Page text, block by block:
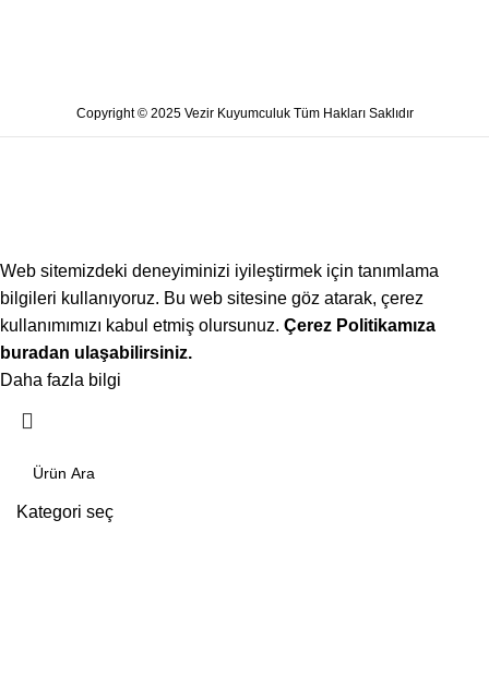
Copyright © 2025 Vezir Kuyumculuk Tüm Hakları Saklıdır
Web sitemizdeki deneyiminizi iyileştirmek için tanımlama
bilgileri kullanıyoruz. Bu web sitesine göz atarak, çerez
kullanımımızı kabul etmiş olursunuz. Çerez Politikamıza
buradan ulaşabilirsiniz.
Daha fazla bilgi
Kategori seç